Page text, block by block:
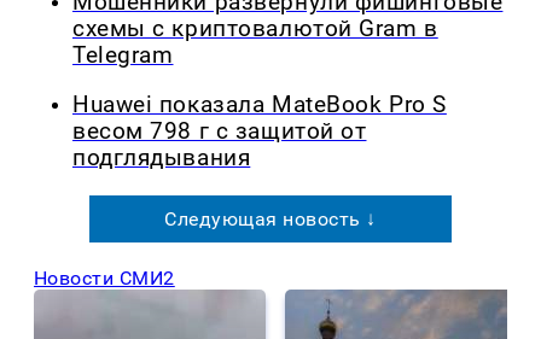
схемы с криптовалютой Gram в
Telegram
Huawei показала MateBook Pro S
весом 798 г с защитой от
подглядывания
Следующая новость ↓
Новости СМИ2